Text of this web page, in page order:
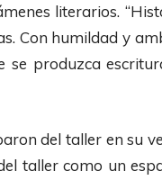
literarios.
Con humildad y
produzca
del taller en su
taller como un